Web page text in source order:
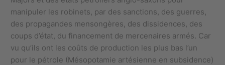
manipuler les robinets, par des sanctions, des guerres,
des propagandes mensongères, des dissidences, des
coups d’état, du financement de mercenaires armés. Car
vu qu’ils ont les coûts de production les plus bas l’un
pour le pétrole (Mésopotamie artésienne en subsidence)